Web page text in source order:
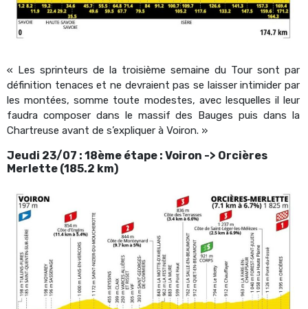
« Les sprinteurs de la troisième semaine du Tour sont par
définition tenaces et ne devraient pas se laisser intimider par
les montées, somme toute modestes, avec lesquelles il leur
faudra composer dans le massif des Bauges puis dans la
Chartreuse avant de s’expliquer à Voiron. »
Jeudi 23/07 : 18ème étape : Voiron -> Orcières
Merlette (185.2 km)